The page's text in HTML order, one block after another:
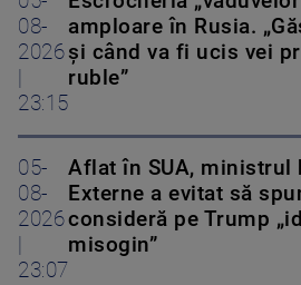
08-
2026
23:15
amploare în Rusia.
și când va fi ucis vei
ruble”
05-
08-
2026
23:07
Aflat în SUA, ministrul
Externe a evitat să
consideră pe Trump
misogin”